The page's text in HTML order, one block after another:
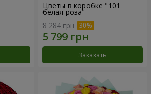
Цветы в коробке "101
белая роза"
8 284 грн
Заказать